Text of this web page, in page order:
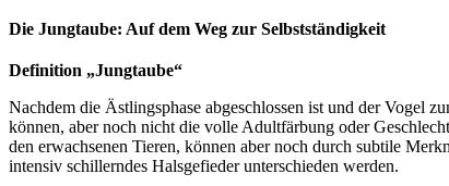
Die Jungtaube: Auf dem Weg zur Selbstständigkeit
Definition „Jungtaube“
Nachdem die Ästlingsphase abgeschlossen ist und der Vogel
können, aber noch nicht die volle Adultfärbung oder
den erwachsenen Tieren, können aber noch durch subtile
intensiv schillerndes Halsgefieder unterschieden werden.